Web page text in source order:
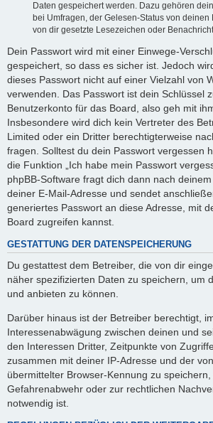
Daten gespeichert werden. Dazu gehören
bei Umfragen, der Gelesen-Status von
von dir gesetzte Lesezeichen oder
Dein Passwort wird mit einer Einwege-
gespeichert, so dass es sicher ist. Jedoch
dieses Passwort nicht auf einer Vielzahl von
verwenden. Das Passwort ist dein Schlüssel
Benutzerkonto für das Board, also geh mit
Insbesondere wird dich kein Vertreter des
Limited oder ein Dritter berechtigterweise
fragen. Solltest du dein Passwort vergessen
die Funktion „Ich habe mein Passwort
phpBB-Software fragt dich dann nach
deiner E-Mail-Adresse und sendet
generiertes Passwort an diese Adresse, mit
Board zugreifen kannst.
GESTATTUNG DER DATENSPEICHERUNG
Du gestattest dem Betreiber, die von dir
näher spezifizierten Daten zu speichern, um
und anbieten zu können.
Darüber hinaus ist der Betreiber berechtigt,
Interessenabwägung zwischen deinen und
den Interessen Dritter, Zeitpunkte von
zusammen mit deiner IP-Adresse und der
übermittelter Browser-Kennung zu
Gefahrenabwehr oder zur rechtlichen
notwendig ist.